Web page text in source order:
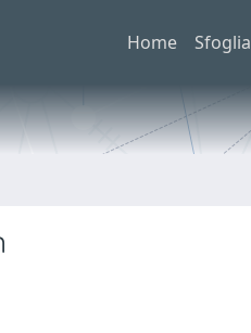
Home Sfoglia